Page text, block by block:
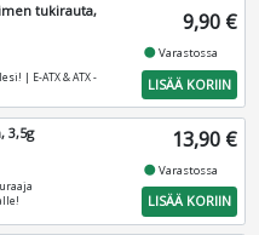
tukirauta,
| E-ATX & ATX -
9,90 €
fiber_manual_recordVarastossa
LISÄÄ KORIIN
3,5g 13,90 €
fiber_manual_recordVarastossa
LISÄÄ KORIIN